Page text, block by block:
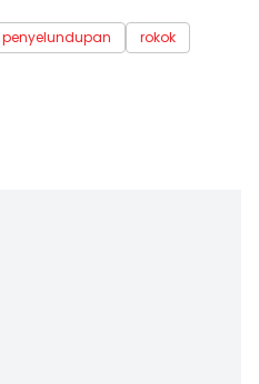
penyelundupan
rokok